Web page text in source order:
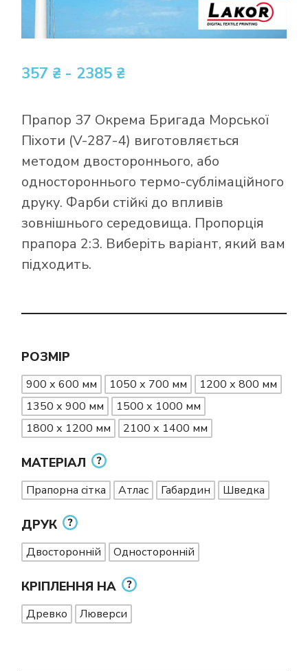
357 ₴ - 2385 ₴
Прапор 37 Окрема Бригада Морської
Піхоти (V-287-4) виготовляється
методом двостороннього, або
одностороннього термо-сублімаційного
друку. Фарби стійкі до впливів
зовнішнього середовища. Пропорція
прапора 2:3. Виберіть варіант, який вам
підходить.
РОЗМІР
900 х 600 мм 1050 х 700 мм
1200 х 800 мм
1350 х 900 мм
1500 х 1000 мм
1800 х 1200 мм
2100 х 1400 мм
МАТЕРІАЛ
Прапорна сітка Атлас Габардин Шведка
ДРУК
Двосторонній Односторонній
КРІПЛЕННЯ НА
Древко Люверси